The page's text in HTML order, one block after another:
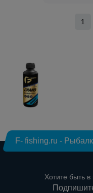
1
F- fishing.ru -
Хотите быть в